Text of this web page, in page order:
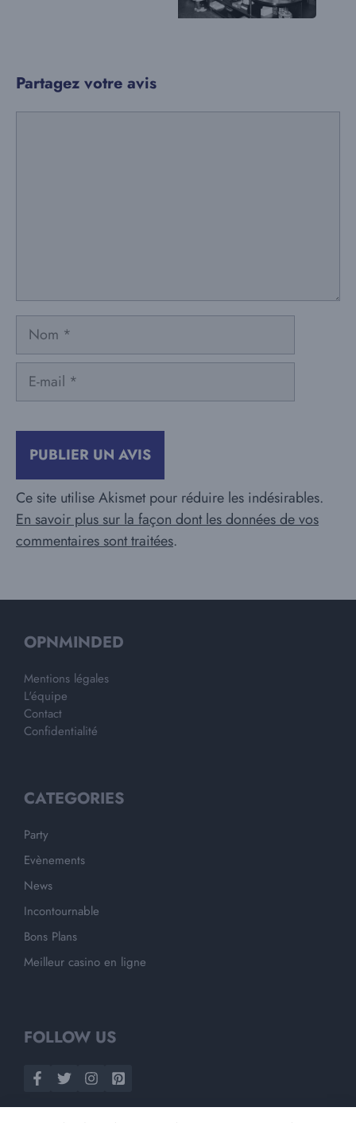
Partagez votre avis
Nom
mail
Ce site utilise Akismet pour réduire les indésirables.
En savoir plus sur la façon dont les données de vos
commentaires sont traitées.
OPNMINDED
Mentions légales
L'équipe
Contact
Confidentialité
CATEGORIES
Party
Evènements
News
Incontournable
Bons Plans
Meilleur casino en ligne
FOLLOW US